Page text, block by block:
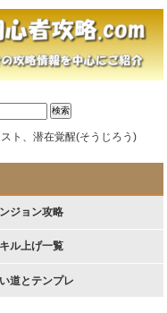
ト、潜在覚醒(そうじろう)
ジョン攻略
ル上げ一覧
道とテンプレ